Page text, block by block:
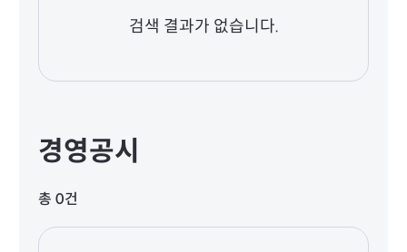
검색 결과가 없습니다.
경영공시
총 0건